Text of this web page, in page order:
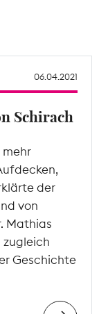
06.04.2021
Schirach
mehr
der
von
Mathias
zugleich
Geschichte